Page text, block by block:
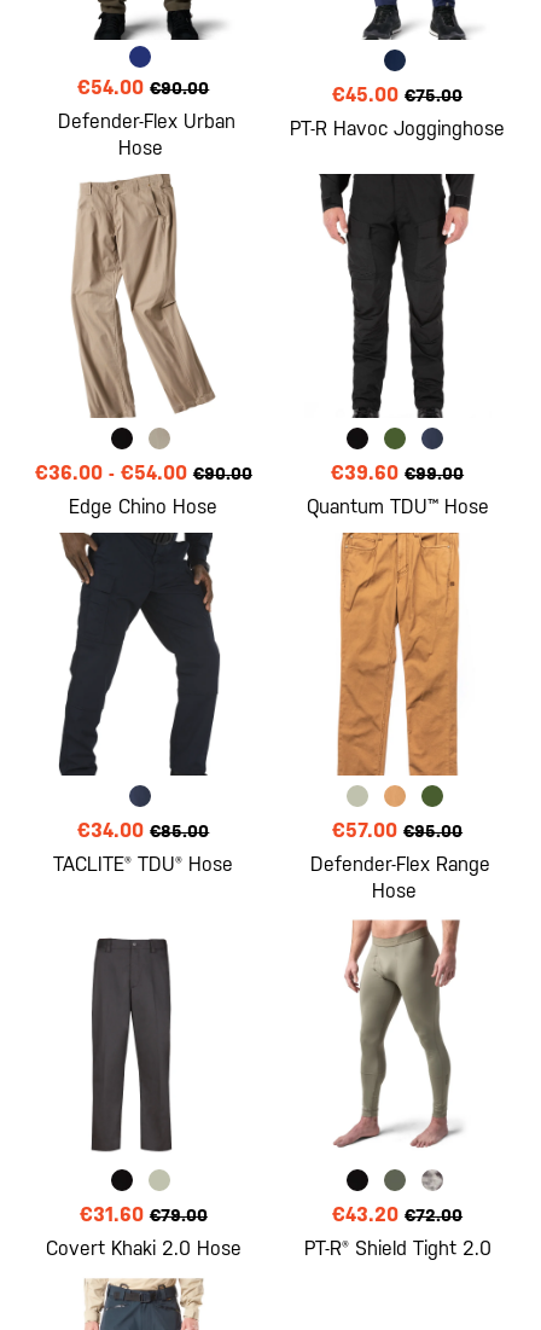
€54.00 €90.00
Defender-Flex Urban
Hose
€45.00 €75.00
PT-R Havoc Jogginghose
€36.00- €54.00 €90.00
Edge Chino Hose
€39.60 €99.00
Quantum TDU™ Hose
€34.00 €85.00
TACLITE® TDU® Hose
€57.00 €95.00
Defender-Flex Range
Hose
€31.60 €79.00
Covert Khaki 2.0 Hose
€43.20 €72.00
PT-R® Shield Tight 2.0